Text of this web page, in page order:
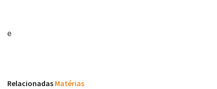
e
Relacionadas Matérias